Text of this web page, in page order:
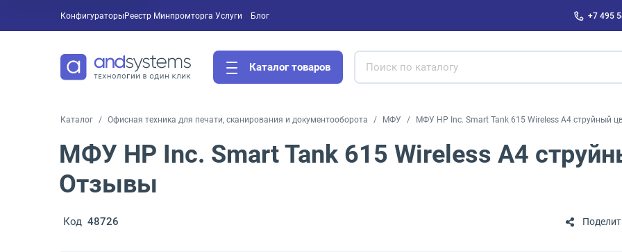
Конфигураторы Услуги
Реестр Минпромторга Блог +7 495
Каталог товаров
Каталог Офисная техника для печати, сканирования и документооборота МФУ МФУ HP Inc. Smart Tank 615 Wireless A4 струйный
МФУ HP Inc. Smart Tank 615 Wireless A4
Отзывы
Код 48726